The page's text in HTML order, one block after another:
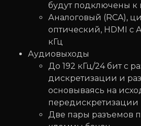
будут подключены
Аналоговый (RCA),
оптический, HDMI с
кГц
Аудиовыходы
До 192 кГц/24 бит с
дискретизации и
основываясь на
передискретизации
Две пары разъемов